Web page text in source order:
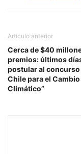
Artículo anterior
Cerca de $40
premios: últimos
postular al concurso
Chile para el Cambio
Climático”